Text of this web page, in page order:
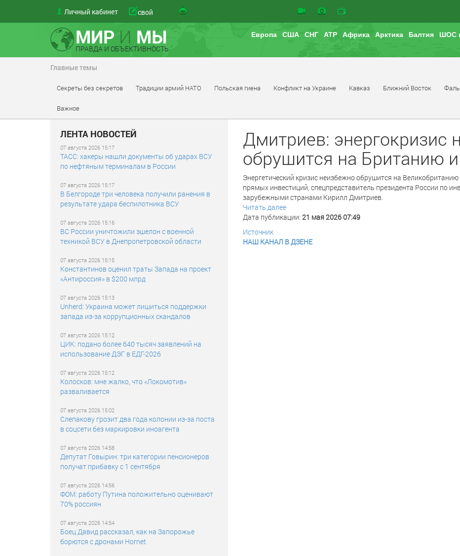
Личный кабинет свой
МИР И МЫ
ПРАВДА И ОБЪЕКТИВНОСТЬ
Европа США СНГ АТР Африка Арктика Балтия ШОС
Главные темы
Секреты без секретов Традиции армий НАТО Польская гиена Конфликт на Украине Кавказ Ближний Восток
Важное
ЛЕНТА НОВОСТЕЙ
07 августа 2026 15:17
ТАСС: хакеры нашли документы об ударах ВСУ
по нефтяным терминалам в России
07 августа 2026 15:17
В Белгороде три человека получили ранения в
результате удара беспилотника ВСУ
07 августа 2026 15:16
ВС России уничтожили эшелон с военной
техникой ВСУ в Днепропетровской области
07 августа 2026 15:15
Константинов оценил траты Запада на проект
«Антироссия» в $200 млрд
07 августа 2026 15:13
Unherd: Украина может лишиться поддержки
запада из-за коррупционных скандалов
07 августа 2026 15:12
ЦИК: подано более 640 тысяч заявлений на
использование ДЭГ в ЕДГ-2026
07 августа 2026 15:12
Колосков: мне жалко, что «Локомотив»
разваливается
07 августа 2026 15:02
Слепакову грозит два года колонии из-за поста
в соцсети без маркировки иноагента
07 августа 2026 14:58
Депутат Говырин: три категории пенсионеров
получат прибавку с 1 сентября
07 августа 2026 14:56
ФОМ: работу Путина положительно оценивают
70% россиян
07 августа 2026 14:54
Боец Давид рассказал, как на Запорожье
борются с дронами Hornet
Дмитриев: энергокризис
обрушится на Британию
Энергетический кризис неизбежно обрушится на
прямых инвестиций, спецпредставитель президента России по
зарубежными странами Кирилл Дмитриев.
Читать далее
Дата публикации: 21 мая 2026 07:49
Источник
НАШ КАНАЛ В ДЗЕНЕ